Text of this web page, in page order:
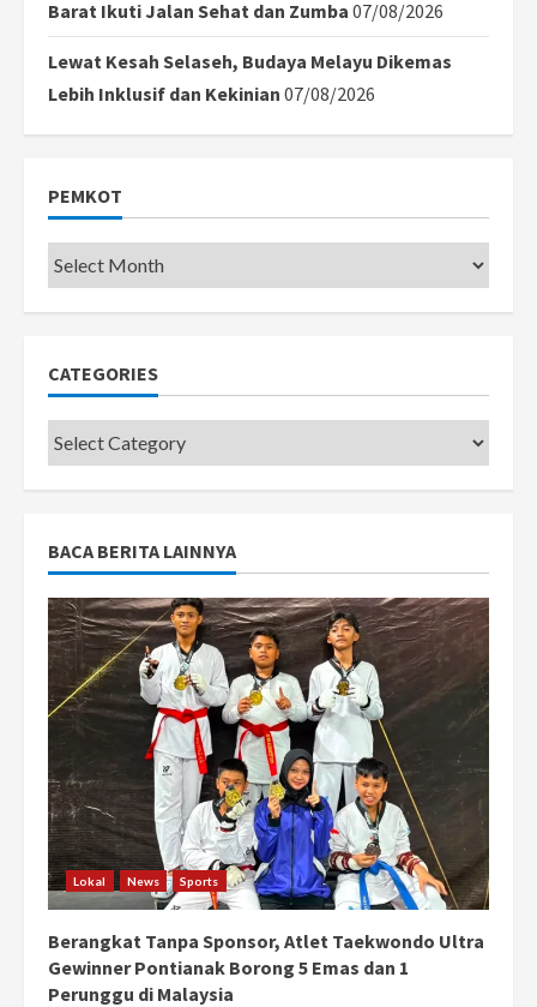
Barat Ikuti Jalan Sehat dan Zumba 07/08/2026
Lewat Kesah Selaseh, Budaya Melayu Dikemas
Lebih Inklusif dan Kekinian 07/08/2026
PEMKOT
Pemkot
CATEGORIES
Categories
BACA BERITA LAINNYA
Lokal News Sports
Berangkat Tanpa Sponsor, Atlet Taekwondo Ultra
Gewinner Pontianak Borong 5 Emas dan 1
Perunggu di Malaysia